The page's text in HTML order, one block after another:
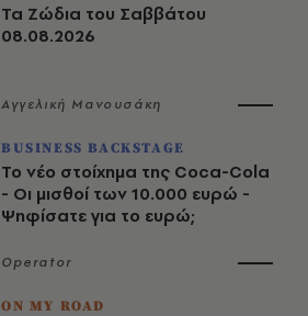
Τα Ζώδια του Σαββάτου
08.08.2026
Αγγελική Μανουσάκη
BUSINESS BACKSTAGE
Το νέο στοίχημα της Coca-Cola
- Οι μισθοί των 10.000 ευρώ -
Ψηφίσατε για το ευρώ;
Operator
ON MY ROAD